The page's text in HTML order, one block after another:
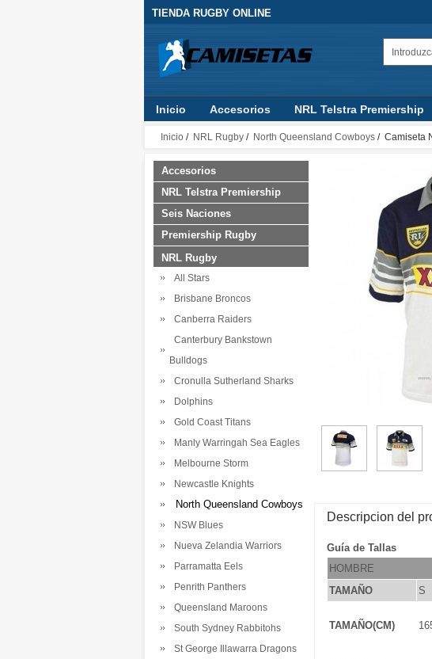
TIENDA RUGBY ONLINE
Inicio Accesorios NRL Telstra Premiership
RLWC 2017
Guinness Pro14 Top 14 AFL
Inicio / NRL Rugby / North Queensland Cowboys / Camiseta
Accesorios
NRL Telstra Premiership
Seis Naciones
Premiership Rugby
NRL Rugby
All Stars
Brisbane Broncos
Canberra Raiders
Canterbury Bankstown
Bulldogs
Cronulla Sutherland Sharks
Dolphins
Gold Coast Titans
Manly Warringah Sea Eagles
Melbourne Storm
Newcastle Knights
North Queensland Cowboys
NSW Blues
Nueva Zelandia Warriors
Parramatta Eels
Penrith Panthers
Queensland Maroons
South Sydney Rabbitohs
St George Illawarra Dragons
Descripcion del
Guía de Tallas
HOMBRE
TAMAÑO
S
TAMAÑO(CM)